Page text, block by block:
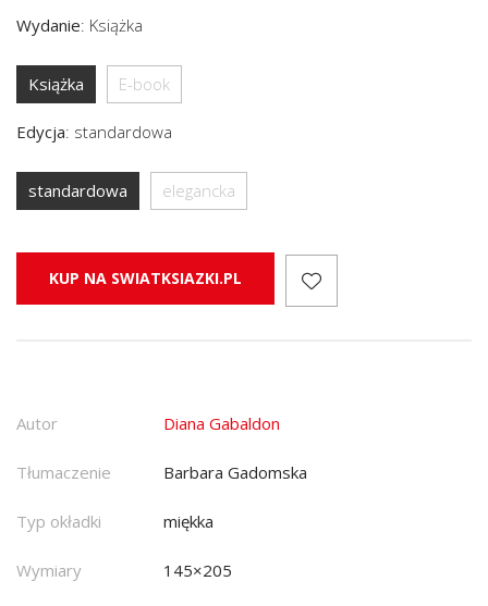
Wydanie: Książka
Książka E-book
Edycja: standardowa
standardowa elegancka
KUP NA SWIATKSIAZKI.PL
Autor Diana Gabaldon
Tłumaczenie Barbara Gadomska
Typ okładki miękka
Wymiary 145×205